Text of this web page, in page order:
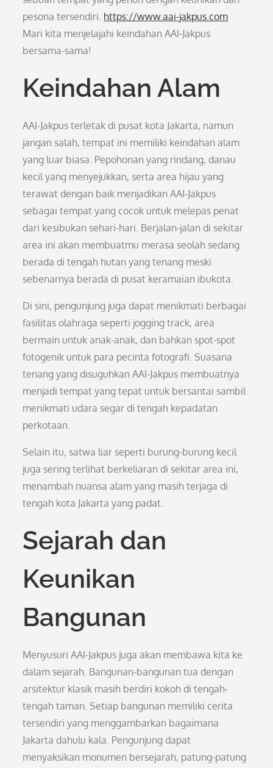
pesona tersendiri. https://www.aai-jakpus.com
Mari kita menjelajahi keindahan AAI-Jakpus
bersama-sama!
Keindahan Alam
AAI-Jakpus terletak di pusat kota Jakarta, namun
jangan salah, tempat ini memiliki keindahan alam
yang luar biasa. Pepohonan yang rindang, danau
kecil yang menyejukkan, serta area hijau yang
terawat dengan baik menjadikan AAI-Jakpus
sebagai tempat yang cocok untuk melepas penat
dari kesibukan sehari-hari. Berjalan-jalan di sekitar
area ini akan membuatmu merasa seolah sedang
berada di tengah hutan yang tenang meski
sebenarnya berada di pusat keramaian ibukota.
Di sini, pengunjung juga dapat menikmati berbagai
fasilitas olahraga seperti jogging track, area
bermain untuk anak-anak, dan bahkan spot-spot
fotogenik untuk para pecinta fotografi. Suasana
tenang yang disuguhkan AAI-Jakpus membuatnya
menjadi tempat yang tepat untuk bersantai sambil
menikmati udara segar di tengah kepadatan
perkotaan.
Selain itu, satwa liar seperti burung-burung kecil
juga sering terlihat berkeliaran di sekitar area ini,
menambah nuansa alam yang masih terjaga di
tengah kota Jakarta yang padat.
Sejarah dan
Keunikan
Bangunan
Menyusuri AAI-Jakpus juga akan membawa kita ke
dalam sejarah. Bangunan-bangunan tua dengan
arsitektur klasik masih berdiri kokoh di tengah-
tengah taman. Setiap bangunan memiliki cerita
tersendiri yang menggambarkan bagaimana
Jakarta dahulu kala. Pengunjung dapat
menyaksikan monumen bersejarah, patung-patung